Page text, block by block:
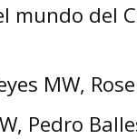
mundo del
MW,
Pedro